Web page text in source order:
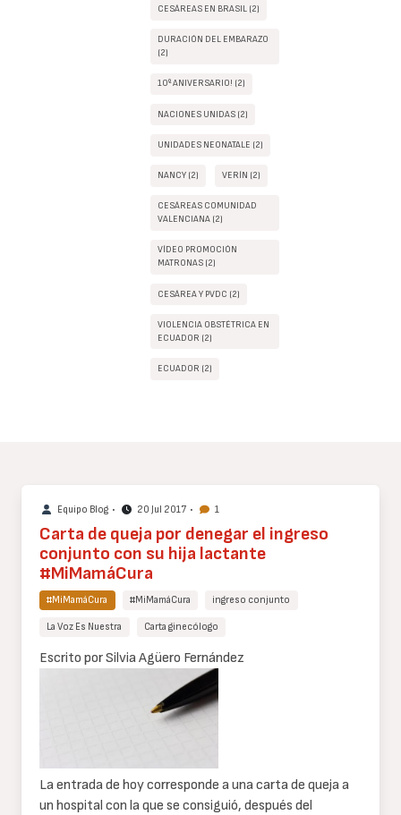
CESÁREAS EN BRASIL (2)
DURACIÓN DEL EMBARAZO
(2)
10º ANIVERSARIO! (2)
NACIONES UNIDAS (2)
UNIDADES NEONATALE (2)
NANCY (2) VERÍN (2)
CESÁREAS COMUNIDAD
VALENCIANA (2)
VÍDEO PROMOCIÓN
MATRONAS (2)
CESÁREA Y PVDC (2)
VIOLENCIA OBSTÉTRICA EN
ECUADOR (2)
ECUADOR (2)
Equipo Blog • 20 Jul 2017 • 1
Carta de queja por denegar el ingreso
conjunto con su hija lactante
#MiMamáCura
#MiMamáCura #MiMamáCura ingreso conjunto
La Voz Es Nuestra Carta ginecólogo
Cuerpo
Escrito por Silvia Agüero Fernández
La entrada de hoy corresponde a una carta de queja a
un hospital con la que se consiguió, después del